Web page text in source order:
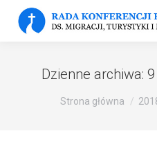
Dzienne archiwa:
Strona główna